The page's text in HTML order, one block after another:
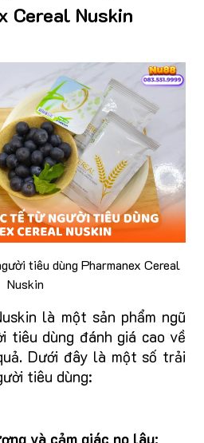
Cereal Nuskin
tiêu dùng Pharmanex Cereal
Nuskin
là một sản phẩm ngũ
tiêu dùng đánh giá cao về
Dưới đây là một số trải
tiêu dùng:
và cảm giác no lâu: